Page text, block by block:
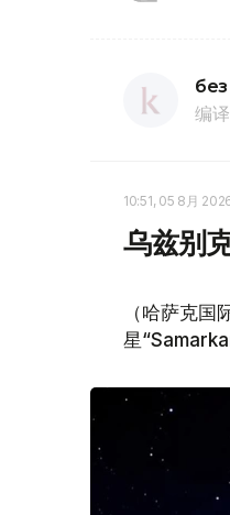
编译
10:51, 05 8月
乌兹别
（哈萨克
星